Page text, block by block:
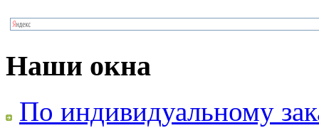
Наши окна
По индивидуальному